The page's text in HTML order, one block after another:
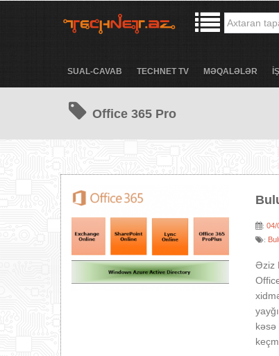
SUAL-CAVAB TECHNET TV MƏQALƏLƏR
Office 365 Pro
:04/
:
Əziz